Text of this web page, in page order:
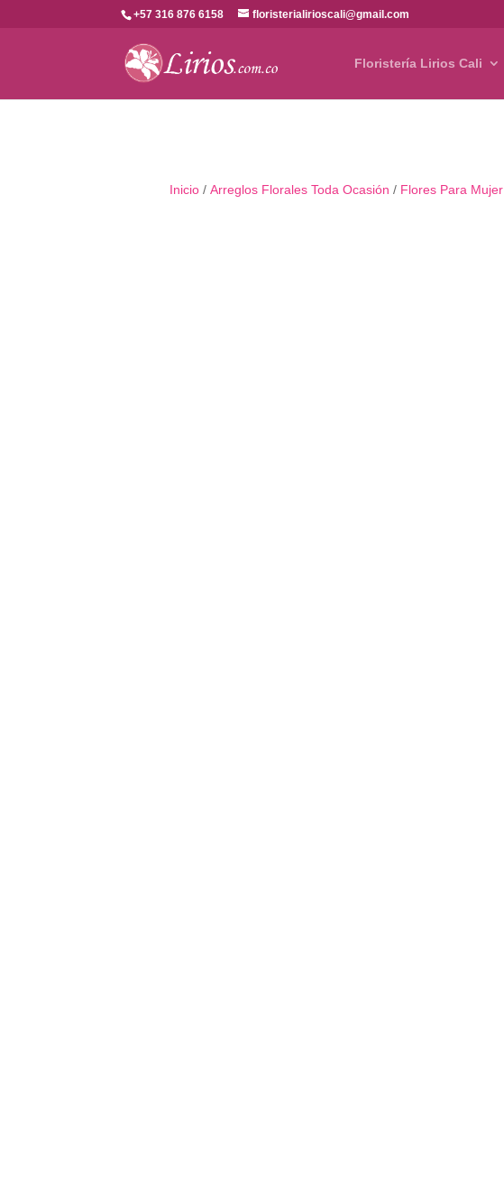
+57 316 876 6158 floristerialirioscali@gmail.com
Floristería Lirios Cali
Inicio /Arreglos Florales Toda Ocasión / Flores Para Mujer